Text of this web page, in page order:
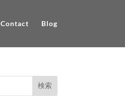
Contact Blog